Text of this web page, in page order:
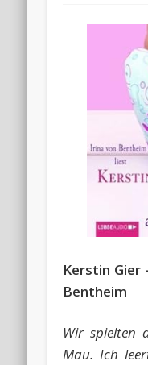
Kerstin Gier
Bentheim
Wir spielten
Mau. Ich